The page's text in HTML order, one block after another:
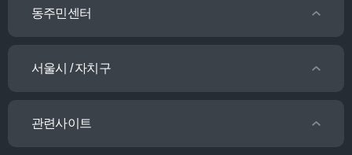
동주민센터
서울시 / 자치구
관련사이트